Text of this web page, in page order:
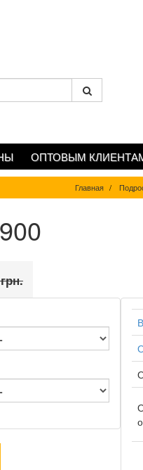
ОПТОВЫМ
Главная